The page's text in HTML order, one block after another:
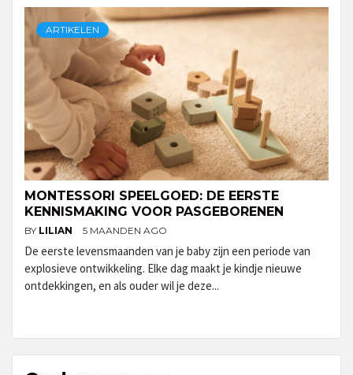
ARTIKELEN
MONTESSORI SPEELGOED: DE EERSTE
KENNISMAKING VOOR PASGEBORENEN
BY LILIAN 5 MAANDEN AGO
De eerste levensmaanden van je baby zijn een periode van
explosieve ontwikkeling. Elke dag maakt je kindje nieuwe
ontdekkingen, en als ouder wil je deze...